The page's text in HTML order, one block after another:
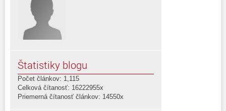
Štatistiky blogu
Počet článkov: 1,115
Celková čítanosť: 16222955x
Priemerná čítanosť článkov: 14550x